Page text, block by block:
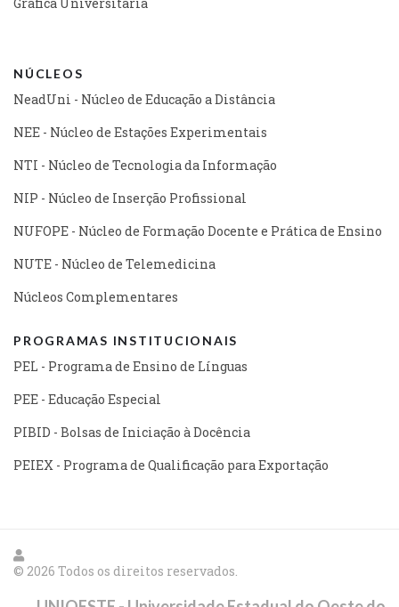
NÚCLEOS
NeadUni - Núcleo de Educação a Distância
NEE - Núcleo de Estações Experimentais
NTI - Núcleo de Tecnologia da Informação
NIP - Núcleo de Inserção Profissional
NUFOPE - Núcleo de Formação Docente e Prática de Ensino
NUTE - Núcleo de Telemedicina
Núcleos Complementares
PROGRAMAS INSTITUCIONAIS
PEL - Programa de Ensino de Línguas
PEE - Educação Especial
PIBID - Bolsas de Iniciação à Docência
PEIEX - Programa de Qualificação para Exportação
© 2026 Todos os direitos reservados.